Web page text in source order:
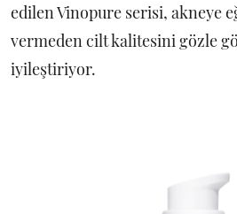
edilen Vinopure serisi, akneye
vermeden cilt kalitesini gözle
iyileştiriyor.